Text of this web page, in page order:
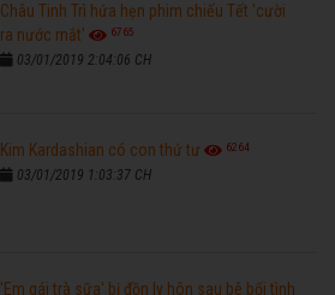
Châu Tinh Trì hứa hẹn phim chiếu Tết 'cười
ra nước mắt'
6765
03/01/2019 2:04:06 CH
Kim Kardashian có con thứ tư 6264
03/01/2019 1:03:37 CH
'Em gái trà sữa' bị đồn ly hôn sau bê bối tình